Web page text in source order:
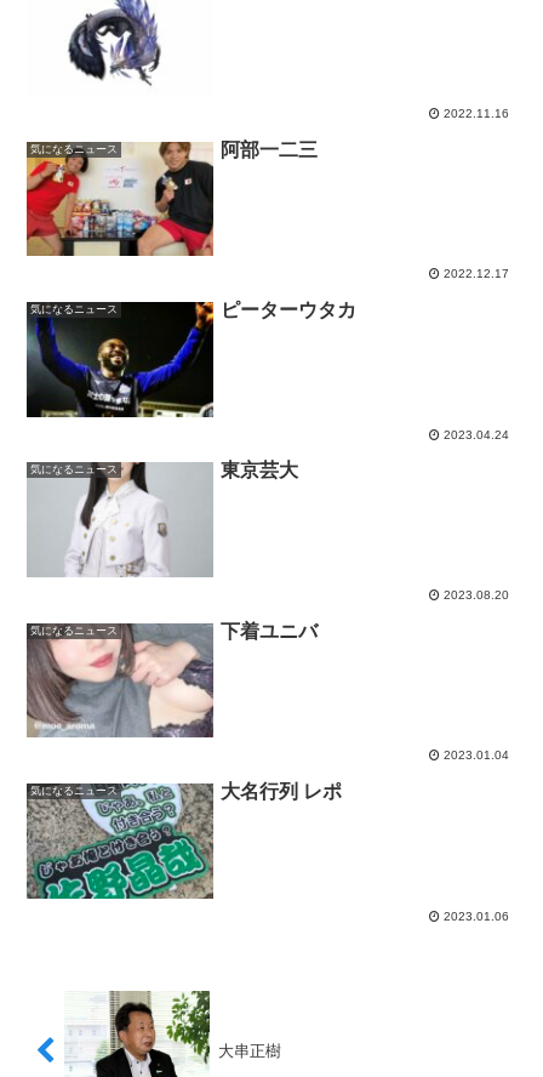
2022.11.16
気になるニュース 阿部一二三
2022.12.17
気になるニュース ピーターウタカ
2023.04.24
気になるニュース 東京芸大
2023.08.20
気になるニュース 下着ユニバ
2023.01.04
気になるニュース 大名行列 レポ
2023.01.06
大串正樹